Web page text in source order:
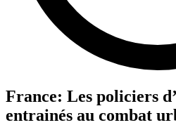
France: Les policiers
entrainés au combat